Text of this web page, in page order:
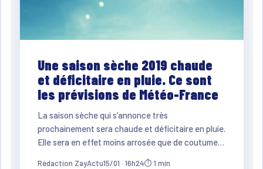
Une saison sèche 2019 chaude
et déficitaire en pluie. Ce sont
les prévisions de Météo-France
La saison sèche qui s’annonce très
prochainement sera chaude et déficitaire en pluie.
Elle sera en effet moins arrosée que de coutume…
Rédaction ZayActu15/01 · 16h24⏱ 1 min